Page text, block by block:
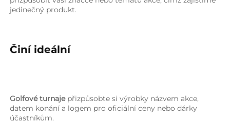
jedinečný produkt.
Činí ideální
Golfové turnaje přizpůsobte si výrobky názvem akce,
datem konání a logem pro oficiální ceny nebo dárky
účastníkům.